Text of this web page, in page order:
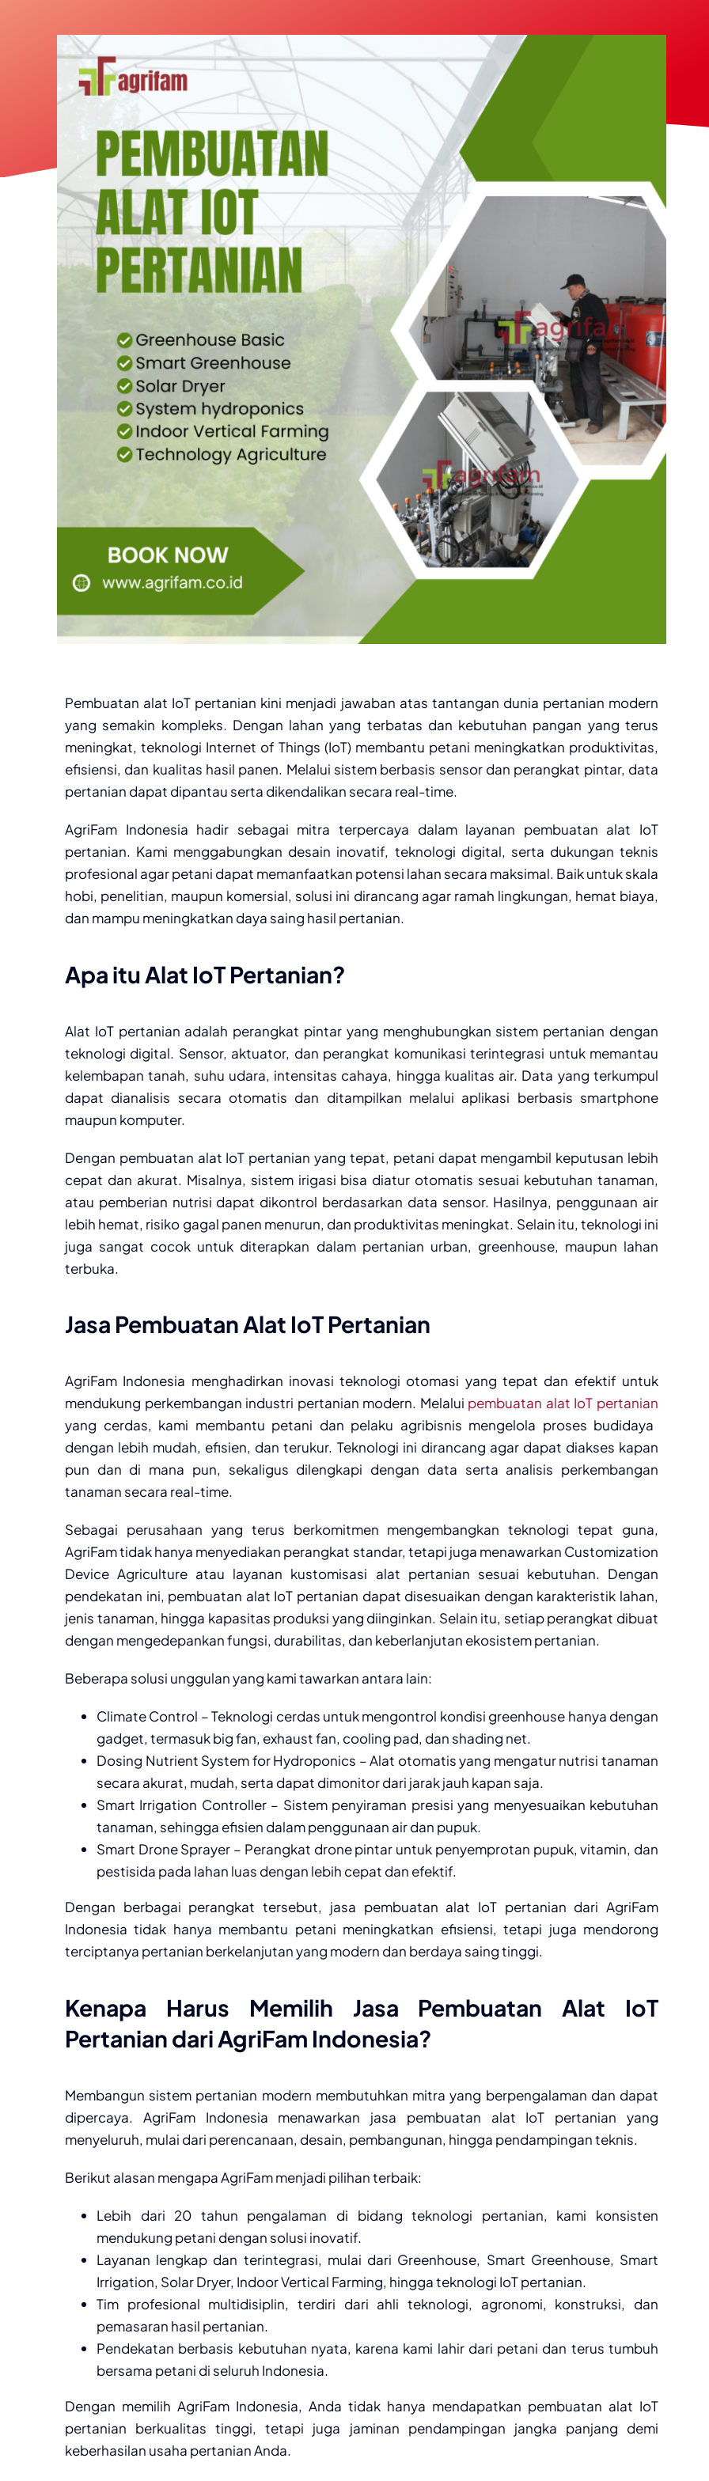
Pembuatan alat IoT pertanian kini menjadi jawaban atas tantangan dunia pertanian modern
yang semakin kompleks. Dengan lahan yang terbatas dan kebutuhan pangan yang terus
meningkat, teknologi Internet of Things (IoT) membantu petani meningkatkan produktivitas,
efisiensi, dan kualitas hasil panen. Melalui sistem berbasis sensor dan perangkat pintar, data
pertanian dapat dipantau serta dikendalikan secara real-time.
AgriFam Indonesia hadir sebagai mitra terpercaya dalam layanan pembuatan alat IoT
pertanian. Kami menggabungkan desain inovatif, teknologi digital, serta dukungan teknis
profesional agar petani dapat memanfaatkan potensi lahan secara maksimal. Baik untuk skala
hobi, penelitian, maupun komersial, solusi ini dirancang agar ramah lingkungan, hemat biaya,
dan mampu meningkatkan daya saing hasil pertanian.
Apa itu Alat IoT Pertanian?
Alat IoT pertanian adalah perangkat pintar yang menghubungkan sistem pertanian dengan
teknologi digital. Sensor, aktuator, dan perangkat komunikasi terintegrasi untuk memantau
kelembapan tanah, suhu udara, intensitas cahaya, hingga kualitas air. Data yang terkumpul
dapat dianalisis secara otomatis dan ditampilkan melalui aplikasi berbasis smartphone
maupun komputer.
Dengan pembuatan alat IoT pertanian yang tepat, petani dapat mengambil keputusan lebih
cepat dan akurat. Misalnya, sistem irigasi bisa diatur otomatis sesuai kebutuhan tanaman,
atau pemberian nutrisi dapat dikontrol berdasarkan data sensor. Hasilnya, penggunaan air
lebih hemat, risiko gagal panen menurun, dan produktivitas meningkat. Selain itu, teknologi ini
juga sangat cocok untuk diterapkan dalam pertanian urban, greenhouse, maupun lahan
terbuka.
Jasa Pembuatan Alat IoT Pertanian
AgriFam Indonesia menghadirkan inovasi teknologi otomasi yang tepat dan efektif untuk
mendukung perkembangan industri pertanian modern. Melalui pembuatan alat IoT pertanian
yang cerdas, kami membantu petani dan pelaku agribisnis mengelola proses budidaya
dengan lebih mudah, efisien, dan terukur. Teknologi ini dirancang agar dapat diakses kapan
pun dan di mana pun, sekaligus dilengkapi dengan data serta analisis perkembangan
tanaman secara real-time.
Sebagai perusahaan yang terus berkomitmen mengembangkan teknologi tepat guna,
AgriFam tidak hanya menyediakan perangkat standar, tetapi juga menawarkan Customization
Device Agriculture atau layanan kustomisasi alat pertanian sesuai kebutuhan. Dengan
pendekatan ini, pembuatan alat IoT pertanian dapat disesuaikan dengan karakteristik lahan,
jenis tanaman, hingga kapasitas produksi yang diinginkan. Selain itu, setiap perangkat dibuat
dengan mengedepankan fungsi, durabilitas, dan keberlanjutan ekosistem pertanian.
Beberapa solusi unggulan yang kami tawarkan antara lain:
Climate Control – Teknologi cerdas untuk mengontrol kondisi greenhouse hanya dengan
gadget, termasuk big fan, exhaust fan, cooling pad, dan shading net.
Dosing Nutrient System for Hydroponics – Alat otomatis yang mengatur nutrisi tanaman
secara akurat, mudah, serta dapat dimonitor dari jarak jauh kapan saja.
Smart Irrigation Controller – Sistem penyiraman presisi yang menyesuaikan kebutuhan
tanaman, sehingga efisien dalam penggunaan air dan pupuk.
Smart Drone Sprayer – Perangkat drone pintar untuk penyemprotan pupuk, vitamin, dan
pestisida pada lahan luas dengan lebih cepat dan efektif.
Dengan berbagai perangkat tersebut, jasa pembuatan alat IoT pertanian dari AgriFam
Indonesia tidak hanya membantu petani meningkatkan efisiensi, tetapi juga mendorong
terciptanya pertanian berkelanjutan yang modern dan berdaya saing tinggi.
Kenapa Harus Memilih Jasa Pembuatan Alat IoT
Pertanian dari AgriFam Indonesia?
Membangun sistem pertanian modern membutuhkan mitra yang berpengalaman dan dapat
dipercaya. AgriFam Indonesia menawarkan jasa pembuatan alat IoT pertanian yang
menyeluruh, mulai dari perencanaan, desain, pembangunan, hingga pendampingan teknis.
Berikut alasan mengapa AgriFam menjadi pilihan terbaik:
Lebih dari 20 tahun pengalaman di bidang teknologi pertanian, kami konsisten
mendukung petani dengan solusi inovatif.
Layanan lengkap dan terintegrasi, mulai dari Greenhouse, Smart Greenhouse, Smart
Irrigation, Solar Dryer, Indoor Vertical Farming, hingga teknologi IoT pertanian.
Tim profesional multidisiplin, terdiri dari ahli teknologi, agronomi, konstruksi, dan
pemasaran hasil pertanian.
Pendekatan berbasis kebutuhan nyata, karena kami lahir dari petani dan terus tumbuh
bersama petani di seluruh Indonesia.
Dengan memilih AgriFam Indonesia, Anda tidak hanya mendapatkan pembuatan alat IoT
pertanian berkualitas tinggi, tetapi juga jaminan pendampingan jangka panjang demi
keberhasilan usaha pertanian Anda.